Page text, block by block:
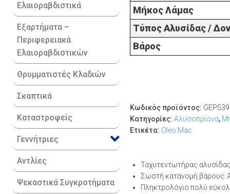
Ελαιοραβδιστικά
Εξαρτήματα –
Περιφερειακά
Ελαιοραβδιστικών
Θρυμματιστές Κλαδιών
Σκαπτικά
Καταστροφείς
Γεννήτριες
Αντλίες
Ψεκαστικά Συγκροτήματα
Μήκος Λάμας
Τύπος Αλυσίδας /
Βάρος
Κωδικός προϊόντος:
Κατηγορίες:Αλυσοπρίονα,
Ετικέτα: Oleo Mac
Ταχυτεντωτήρας
Σωστή κατανομή βάρους:
Πληκτρολόγιο πολύ